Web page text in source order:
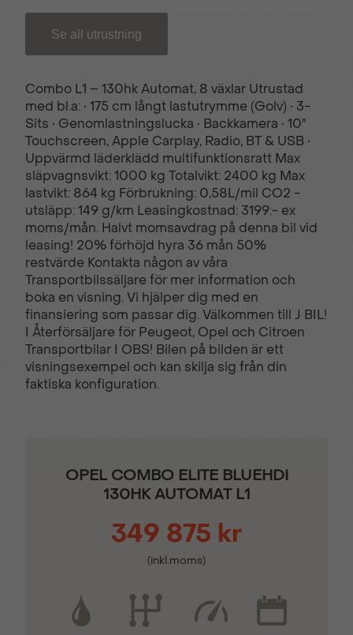
lastutrymmet
uttag i kupé
Automatisk
klimatanläggning
Automatisk
helljusassistent
Belysning i
lastutrymmet
Dimstrålkastare
Dödavinkelvarnare Eluppvärmd vindruta
Farthållare &
fartbegränsare
Filhållningsassistans
Höger sidoskjutdörr
IntelliLux® Lastöglor i
golvet
Matrix LED-strålkastare
Keyless Kromade innerhandtag
Se all utrustning
Combo L1 – 130hk Automat, 8 växlar Utrustad
med bl.a: • 175 cm långt lastutrymme (Golv) • 3-
Sits • Genomlastningslucka • Backkamera • 10"
Touchscreen, Apple Carplay, Radio, BT & USB •
Uppvärmd läderklädd multifunktionsratt Max
släpvagnsvikt: 1000 kg Totalvikt: 2400 kg Max
lastvikt: 864 kg Förbrukning: 0,58L/mil CO2 -
utsläpp: 149 g/km Leasingkostnad: 3199:- ex
moms/mån. Halvt momsavdrag på denna bil vid
leasing! 20% förhöjd hyra 36 mån 50%
restvärde Kontakta någon av våra
Transportbilssäljare för mer information och
boka en visning. Vi hjälper dig med en
finansiering som passar dig. Välkommen till J BIL!
I Återförsäljare för Peugeot, Opel och Citroen
Transportbilar I OBS! Bilen på bilden är ett
visningsexempel och kan skilja sig från din
faktiska konfiguration.
OPEL COMBO ELITE BLUEHDI
130HK AUTOMAT L1
349 875 kr
(inkl.moms)